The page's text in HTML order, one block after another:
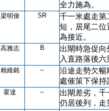
全力施為。
梁明偉 SR
千一米處走第
短，居尾二位
為接近。
高雅志 B
出閘時急促
入直路落後
賴維銘 --
沿途走勢欠暢
處催策下保
霍達 --
出閘差劣，
仍居後列，走